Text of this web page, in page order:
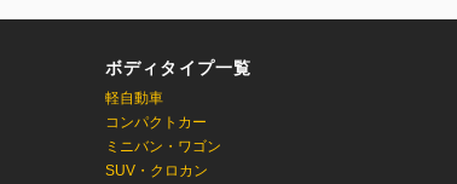
ボディタイプ一覧
軽自動車
コンパクトカー
ミニバン・ワゴン
SUV・クロカン